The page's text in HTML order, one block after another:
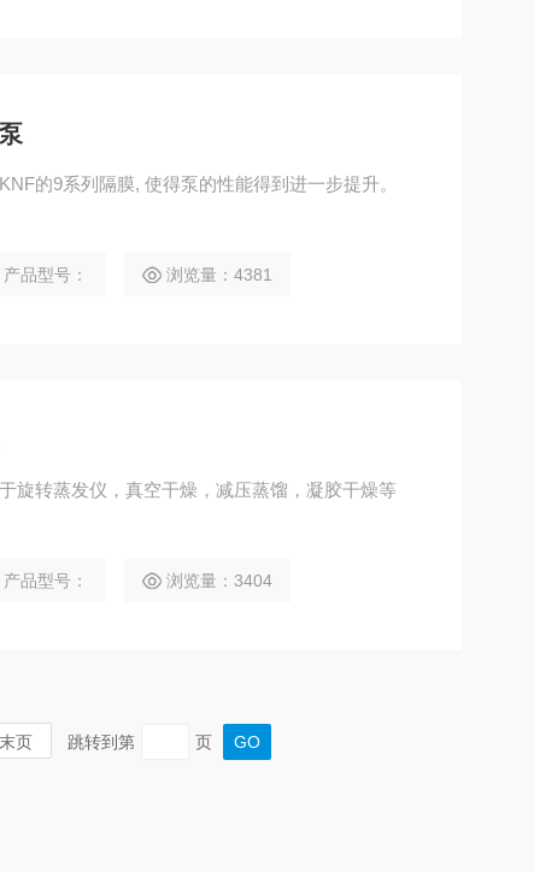
的9系列隔膜, 使得泵的性能得到进一步提升。
产品型号： 浏览量：4381
旋转蒸发仪，真空干燥，减压蒸馏，凝胶干燥等
产品型号： 浏览量：3404
末页 跳转到第 页